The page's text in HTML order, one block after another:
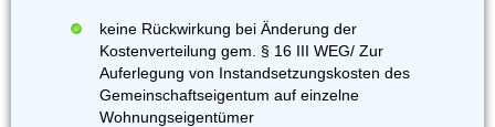
keine Rückwirkung bei Änderung der
Kostenverteilung gem. § 16 III WEG/ Zur
Auferlegung von Instandsetzungskosten des
Gemeinschaftseigentum auf einzelne
Wohnungseigentümer